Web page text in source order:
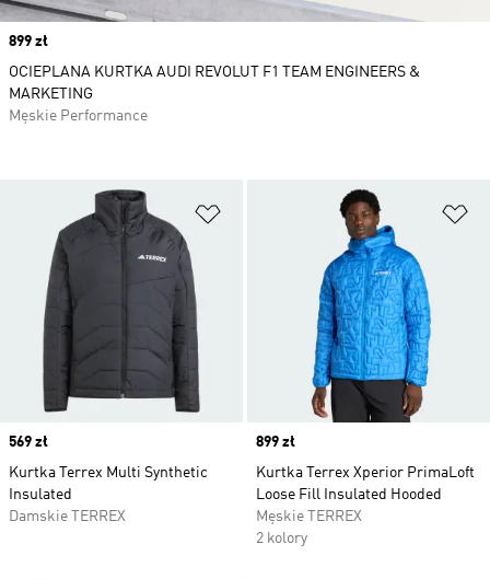
Dodaj do listy życzeń
Price
569 zł
Kurtka Terrex Multi Synthetic
Insulated
Damskie TERREX
Price
899 zł
Kurtka Terrex Xperior PrimaLoft
Loose Fill Insulated Hooded
Męskie TERREX
2 kolory
Price
899 zł
OCIEPLANA KURTKA AUDI REVOLUT F1 TEAM ENGINEERS &
MARKETING
Męskie Performance